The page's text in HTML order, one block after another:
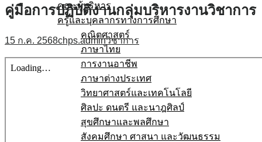
คณะผู้บริหาร
ครูและบุคลากรทางการศึกษา
คณิตศาสตร์
ภาษาไทย
การงานอาชีพ
ภาษาต่างประเทศ
วิทยาศาสตร์และเทคโนโลยี
ศิลปะ ดนตรี และนาฎศิลป์
สุขศึกษาและพลศึกษา
สังคมศึกษา ศาสนา และวัฒนธรรม
คู่มือการปฏิบัติงานกลุ่มบริหารงานวิชาการ
15 ก.ค. 2568chps.adminวิชาการ